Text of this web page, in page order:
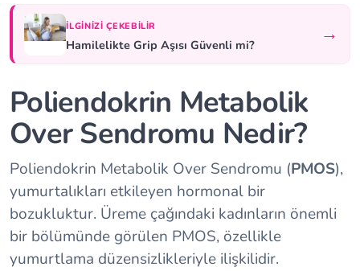
İLGINIZI ÇEKEBILIR
Hamilelikte Grip Aşısı Güvenli mi? →
Poliendokrin Metabolik
Over Sendromu Nedir?
Poliendokrin Metabolik Over Sendromu (PMOS),
yumurtalıkları etkileyen hormonal bir
bozukluktur. Üreme çağındaki kadınların önemli
bir bölümünde görülen PMOS, özellikle
yumurtlama düzensizlikleriyle ilişkilidir.